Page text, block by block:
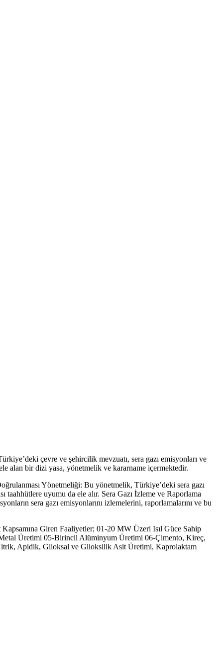
çevre ve şehircilik mevzuatı, sera gazı emisyonları ve
alan bir dizi yasa, yönetmelik ve kararname içermektedir.
Yönetmeliği: Bu yönetmelik, Türkiye’deki sera gazı
uyumu da ele alır. Sera Gazı İzleme ve Raporlama
sera gazı emisyonlarını izlemelerini, raporlamalarını ve bu
Kapsamına Giren Faaliyetler; 01-20 MW Üzeri Isıl Güce Sahip
Üretimi 05-Birincil Alüminyum Üretimi 06-Çimento, Kireç,
Apidik, Glioksal ve Glioksilik Asit Üretimi, Kaprolaktam